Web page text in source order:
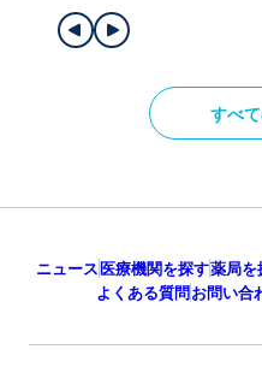
すべ
ニュース医療機関を探す薬局を
よくある質問お問い合